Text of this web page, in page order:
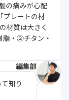
の痛みが心配
プレートの材
材質は大きく
・②チタン・
編集部
知り